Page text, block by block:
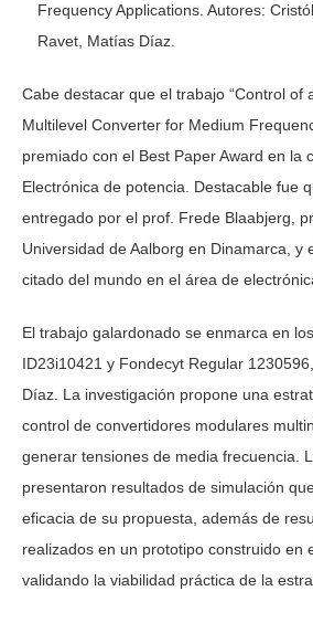
Frequency Applications. Autores:
Ravet, Matías Díaz.
Cabe destacar que el trabajo “Control of
Multilevel Converter for Medium
premiado con el Best Paper Award en la
Electrónica de potencia. Destacable fue
entregado por el prof. Frede Blaabjerg ,
Universidad de Aalborg en Dinamarca, y
citado del mundo en el área de
El trabajo galardonado se enmarca en
ID23i10421 y Fondecyt Regular
Díaz. La investigación propone una
control de convertidores modulares
generar tensiones de media frecuencia.
presentaron resultados de simulación
eficacia de su propuesta, además de
realizados en un prototipo construido en
validando la viabilidad práctica de la